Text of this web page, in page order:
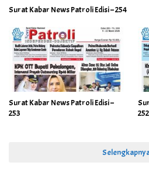
Surat Kabar News Patroli Edisi – 254
Surat Kabar News Patroli Edisi –
253
252